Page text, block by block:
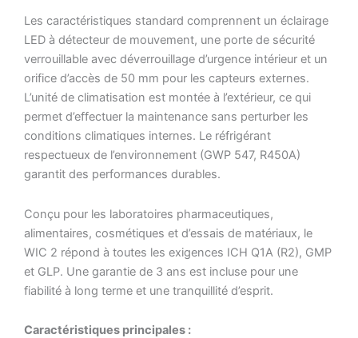
Les caractéristiques standard comprennent un éclairage
LED à détecteur de mouvement, une porte de sécurité
verrouillable avec déverrouillage d’urgence intérieur et un
orifice d’accès de 50 mm pour les capteurs externes.
L’unité de climatisation est montée à l’extérieur, ce qui
permet d’effectuer la maintenance sans perturber les
conditions climatiques internes. Le réfrigérant
respectueux de l’environnement (GWP 547, R450A)
garantit des performances durables.
Conçu pour les laboratoires pharmaceutiques,
alimentaires, cosmétiques et d’essais de matériaux, le
WIC 2 répond à toutes les exigences ICH Q1A (R2), GMP
et GLP. Une garantie de 3 ans est incluse pour une
fiabilité à long terme et une tranquillité d’esprit.
Caractéristiques principales :